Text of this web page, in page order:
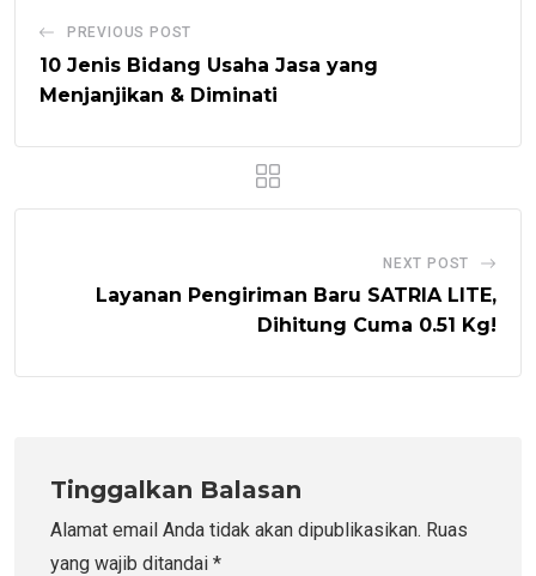
PREVIOUS POST
10 Jenis Bidang Usaha Jasa yang
Menjanjikan & Diminati
NEXT POST
Layanan Pengiriman Baru SATRIA LITE,
Dihitung Cuma 0.51 Kg!
Tinggalkan Balasan
Alamat email Anda tidak akan dipublikasikan. Ruas
yang wajib ditandai *